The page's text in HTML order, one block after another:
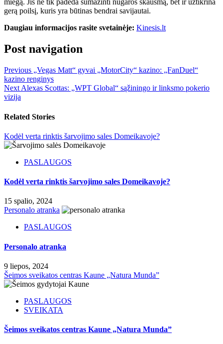
miegą. Jis ne tik padeda sumažinti nugaros skausmą, bet ir užtikrina
gerą poilsį, kuris yra būtinas bendrai savijautai.
Daugiau informacijos rasite svetainėje: Kinesis.lt
Post navigation
Previous „Vegas Matt“ gyvai „MotorCity“ kazino: „FanDuel“
kazino renginys
Next Alexas Scottas: „WPT Global“ sąžiningo ir linksmo pokerio
vizija
Related Stories
Kodėl verta rinktis šarvojimo sales Domeikavoje?
PASLAUGOS
Kodėl verta rinktis šarvojimo sales Domeikavoje?
15 spalio, 2024
Personalo atranka
PASLAUGOS
Personalo atranka
9 liepos, 2024
Šeimos sveikatos centras Kaune „Natura Munda”
PASLAUGOS
SVEIKATA
Šeimos sveikatos centras Kaune „Natura Munda”